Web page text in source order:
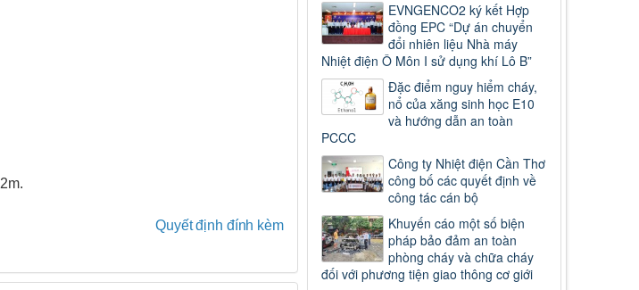
2m.
Quyết định đính kèm
EVNGENCO2 ký kết Hợp
đồng EPC “Dự án chuyển
đổi nhiên liệu Nhà máy
Nhiệt điện Ô Môn I sử dụng khí Lô B”
Đặc điểm nguy hiểm cháy,
nổ của xăng sinh học E10
và hướng dẫn an toàn
PCCC
Công ty Nhiệt điện Cần Thơ
công bố các quyết định về
công tác cán bộ
Khuyến cáo một số biện
pháp bảo đảm an toàn
phòng cháy và chữa cháy
đối với phương tiện giao thông cơ giới